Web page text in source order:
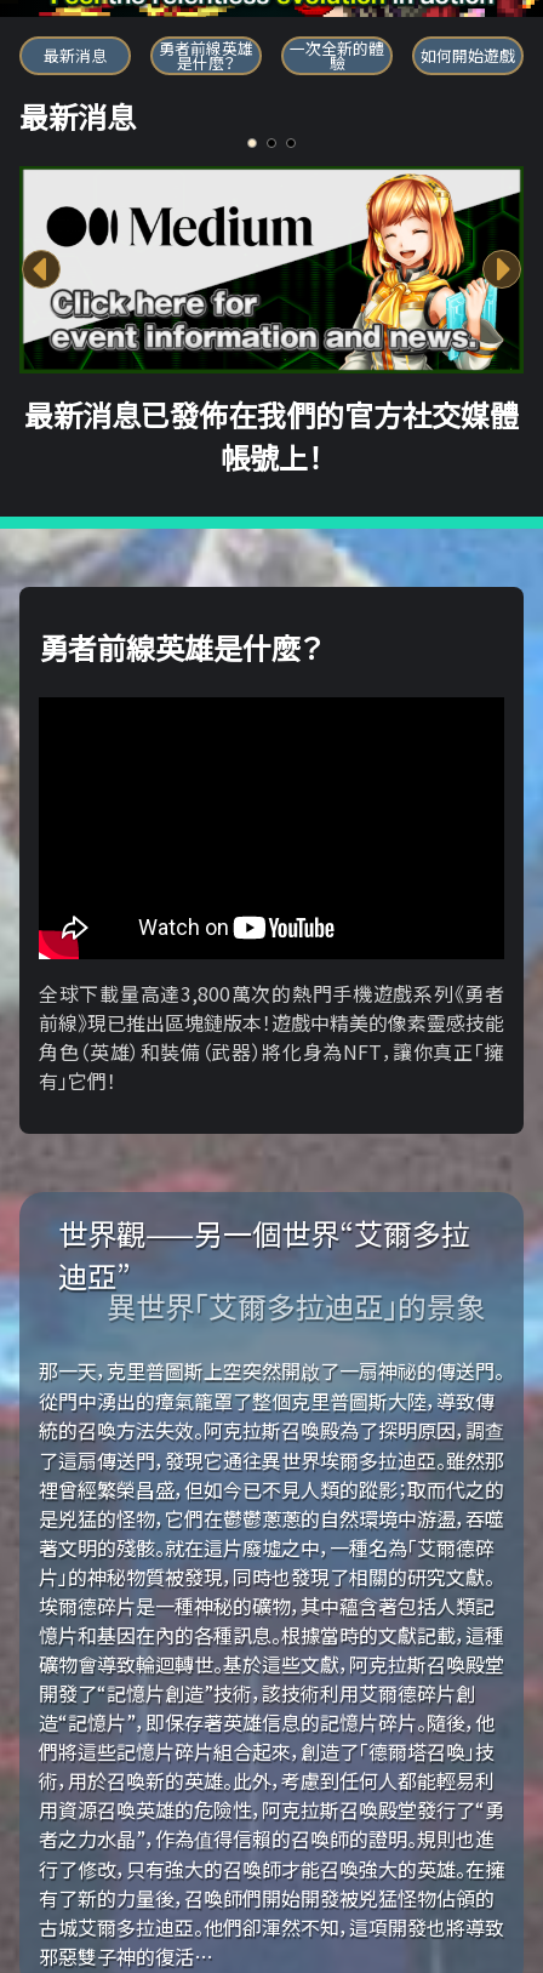
勇者前線英雄
最新消息 勇者前線英雄
是什麼？
一次全新的體
驗 如何開始遊戲
最新消息
最新消息已發佈在我們的官方社交媒體
帳號上！
勇者前線英雄是什麼？
全球下載量高達3,800萬次的熱門手機遊戲系列《勇者
前線》現已推出區塊鏈版本！遊戲中精美的像素靈感技能
角色（英雄）和裝備（武器）將化身為NFT，讓你真正「擁​​
有」它們！
世界觀——另一個世界“艾爾多拉
迪亞”
異世界「艾爾多拉迪亞」的景象
那一天，克里普圖斯上空突然開啟了一扇神祕的傳送門。
從門中湧出的瘴氣籠罩了整個克里普圖斯大陸，導致傳
統的召喚方法失效。阿克拉斯召喚殿為了探明原因，調查
了這扇傳送門，發現它通往異世界埃爾多拉迪亞。雖然那
裡曾經繁榮昌盛，但如今已不見人類的蹤影；取而代之的
是兇猛的怪物，它們在鬱鬱蔥蔥的自然環境中游盪，吞噬
著文明的殘骸。就在這片廢墟之中，一種名為「艾爾德碎
片」的神秘物質被發現，同時也發現了相關的研究文獻。
埃爾德碎片是一種神秘的礦物，其中蘊含著包括人類記
憶片和基因在內的各種訊息。根據當時的文獻記載，這種
礦物會導致輪迴轉世。基於這些文獻，阿克拉斯召喚殿堂
開發了“記憶片創造”技術，該技術利用艾爾德碎片創
造“記憶片”，即保存著英雄信息的記憶片碎片。隨後，他
們將這些記憶片碎片組合起來，創造了「德爾塔召喚」技
術，用於召喚新的英雄。此外，考慮到任何人都能輕易利
用資源召喚英雄的危險性，阿克拉斯召喚殿堂發行了“勇
者之力水晶”，作為值得信賴的召喚師的證明。規則也進
行了修改，只有強大的召喚師才能召喚強大的英雄。在擁
有了新的力量後，召喚師們開始開發被兇猛怪物佔領的
古城艾爾多拉迪亞。他們卻渾然不知，這項開發也將導致
邪惡雙子神的復活…